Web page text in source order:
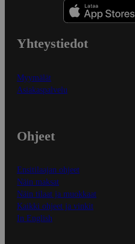
Yhteystiedot
Myymälät
Asiakaspalvelu
Ohjeet
Ensitilaajan ohjeet
Näin maksat
Näin tilaat ja muokkaat
Kaikki ohjeet ja vinkit
In English